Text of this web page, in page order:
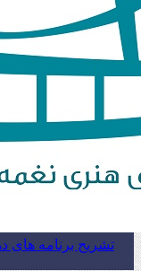
تشریح برنامه